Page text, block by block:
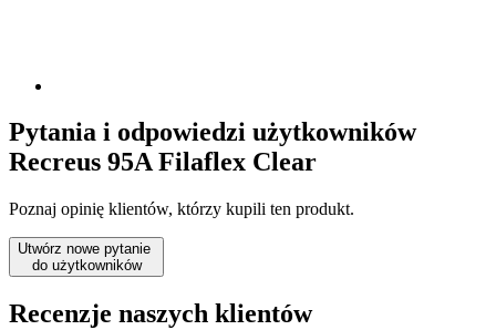
Pytania i odpowiedzi użytkowników
Recreus 95A Filaflex Clear
Poznaj opinię klientów, którzy kupili ten produkt.
Utwórz nowe pytanie
do użytkowników
Recenzje naszych klientów